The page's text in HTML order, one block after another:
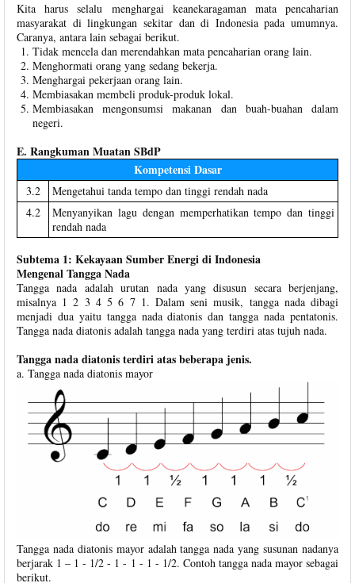
Kita harus selalu menghargai keanekaragaman mata pencaharian
masyarakat di lingkungan sekitar dan di Indonesia pada umumnya.
Caranya, antara lain sebagai berikut.
Tidak mencela dan merendahkan mata pencaharian orang lain.
Menghormati orang yang sedang bekerja.
Menghargai pekerjaan orang lain.
Membiasakan membeli produk-produk lokal.
Membiasakan mengonsumsi makanan dan buah-buahan dalam
negeri.
E. Rangkuman Muatan SBdP
Kompetensi Dasar
3.2
Mengetahui tanda tempo dan tinggi rendah nada
4.2
Menyanyikan lagu dengan memperhatikan tempo dan tinggi
rendah nada
Subtema 1: Kekayaan Sumber Energi di Indonesia
Mengenal Tangga Nada
Tangga nada adalah urutan nada yang disusun secara berjenjang,
misalnya 1 2 3 4 5 6 7 1. Dalam seni musik, tangga nada dibagi
menjadi dua yaitu tangga nada diatonis dan tangga nada pentatonis.
Tangga nada diatonis adalah tangga nada yang terdiri atas tujuh nada.
Tangga nada diatonis terdiri atas beberapa jenis.
a. Tangga nada diatonis mayor
Tangga nada diatonis mayor adalah tangga nada yang susunan nadanya
berjarak 1 – 1 - 1/2 - 1 - 1 - 1 - 1/2. Contoh tangga nada mayor sebagai
berikut.